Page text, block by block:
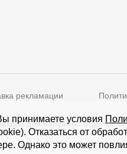
Москва, Головинское ш., д. 5,
рекламации
для наружной отделки
принимаете условия
Отказаться от
Однако это может